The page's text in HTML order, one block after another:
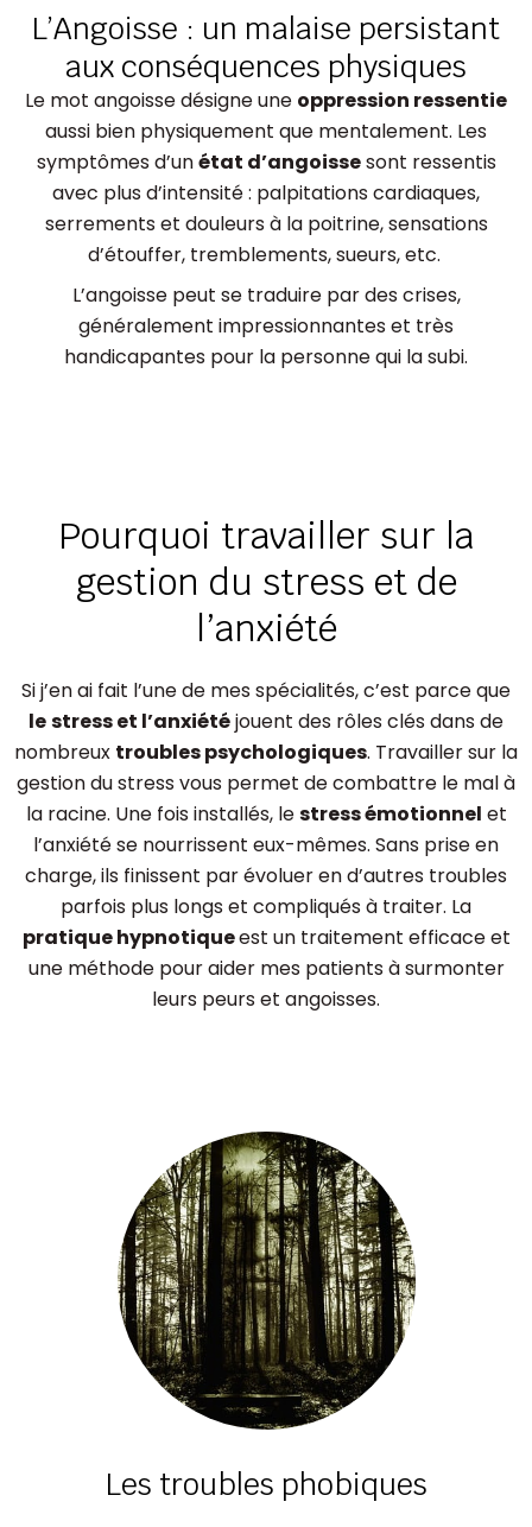
L’Angoisse : un malaise persistant
aux conséquences physiques
Le mot angoisse désigne une oppression ressentie
aussi bien physiquement que mentalement. Les
symptômes d’unétat d’angoissesont ressentis
avec plus d’intensité : palpitations cardiaques,
serrements et douleurs à la poitrine, sensations
d’étouffer, tremblements, sueurs, etc.
L’angoisse peut se traduire par des crises,
généralement impressionnantes et très
handicapantes pour la personne qui la subi.
Pourquoi travailler sur la
gestion du stress et de
l’anxiété
Si j’en ai fait l’une de mes spécialités, c’est parce que
lestress et l’anxiétéjouent des rôles clés dans de
nombreux troubles psychologiques. Travailler sur la
gestion du stress vous permet de combattre le mal à
la racine. Une fois installés, lestress émotionnel et
l’anxiété se nourrissent eux-mêmes. Sans prise en
charge, ils finissent par évoluer en d’autres troubles
parfois plus longs et compliqués à traiter. La
pratiquehypnotiqueest un traitement efficace et
une méthode pour aider mes patients à surmonter
leurs peurs et angoisses.
Les troubles phobiques